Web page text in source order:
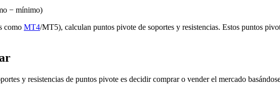
− mínimo)
como MT4/MT5), calculan puntos pivote de soportes y resistencias. Estos puntos
y resistencias de puntos pivote es decidir comprar o vender el mercado